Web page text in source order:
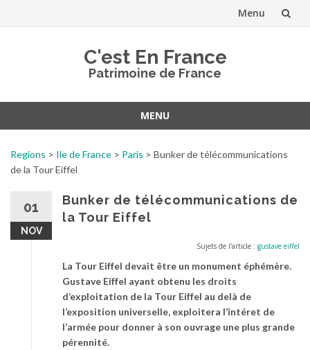
Menu
C'est En France
Patrimoine de France
MENU
contenu
Regions > Ile de France > Paris > Bunker de télécommunications
de la Tour Eiffel
01
NOV
Bunker de télécommunications de
la Tour Eiffel
Sujets de l'article : gustave eiffel
La Tour Eiffel devait être un monument éphémère.
Gustave Eiffel ayant obtenu les droits
d’exploitation de la Tour Eiffel au delà de
l’exposition universelle, exploitera l’intéret de
l’armée pour donner à son ouvrage une plus grande
pérennité.